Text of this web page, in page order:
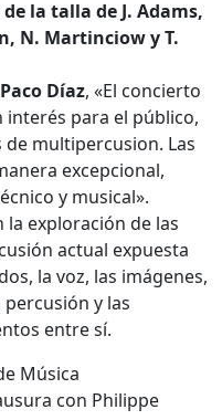
la talla de J. Adams,
N. Martinciow y T.
Díaz, «El concierto
para el público,
multipercusion. Las
excepcional,
y musical».
la exploración de las
actual expuesta
la voz, las imágenes,
y las
entre sí.